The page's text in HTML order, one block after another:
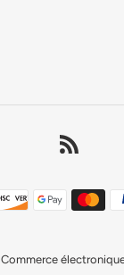
Moyens
de
Commerce